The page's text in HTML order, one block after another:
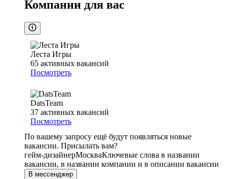
Компании для вас
Леста Игры
65 активных вакансий
Посмотреть
DatsTeam
37 активных вакансий
Посмотреть
По вашему запросу ещё будут появляться новые
вакансии. Присылать вам?
гейм-дизайнерМоскваКлючевые слова в названии
вакансии, в названии компании и в описании вакансии
В мессенджер